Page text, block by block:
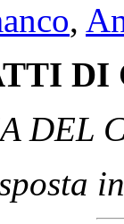
,
DI
DEL